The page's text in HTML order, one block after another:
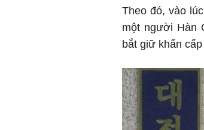
Theo đó, vào
một người Hàn
bắt giữ khẩn